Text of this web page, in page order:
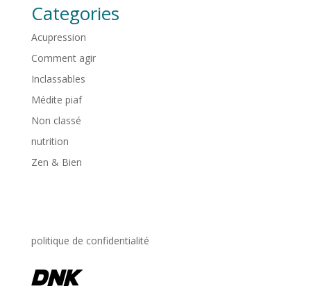
Categories
Acupression
Comment agir
Inclassables
Médite piaf
Non classé
nutrition
Zen & Bien
politique de confidentialité